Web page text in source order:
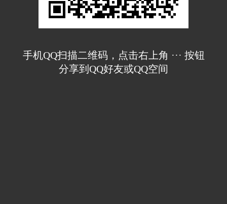
手机QQ扫描二维码，点击右上角 ··· 按钮
分享到QQ好友或QQ空间